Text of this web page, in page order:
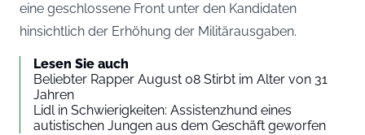
eine geschlossene Front unter den Kandidaten
hinsichtlich der Erhöhung der Militärausgaben.
Lesen Sie auch
Beliebter Rapper August 08 Stirbt im Alter von 31
Jahren
Lidl in Schwierigkeiten: Assistenzhund eines
autistischen Jungen aus dem Geschäft geworfen